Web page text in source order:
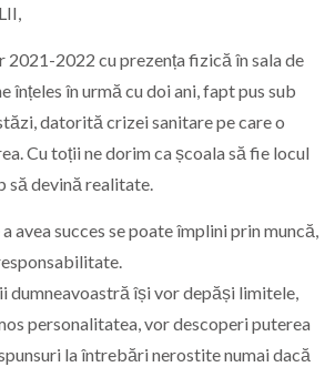
2021-2022 cu prezența fizică în sala de
înțeles în urmă cu doi ani, fapt pus sub
datorită crizei sanitare pe care o
Cu toții ne dorim ca școala să fie locul
să devină realitate.
avea succes se poate împlini prin muncă,
dumneavoastră își vor depăși limitele,
personalitatea, vor descoperi puterea
la întrebări nerostite numai dacă